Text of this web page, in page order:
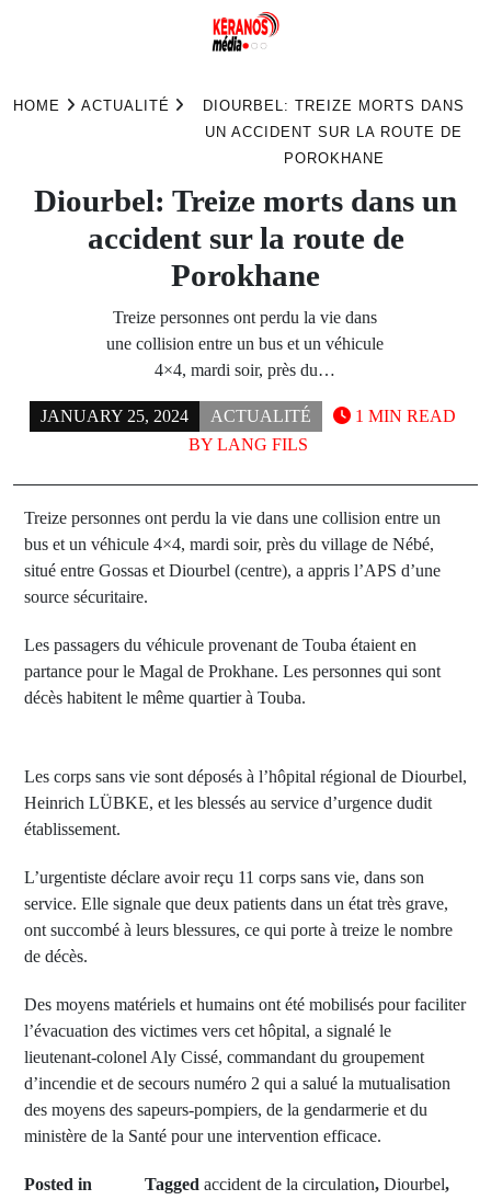
HOME ACTUALITÉ
DIOURBEL: TREIZE MORTS DANS
UN ACCIDENT SUR LA ROUTE DE
POROKHANE
Diourbel: Treize morts dans un
accident sur la route de
Porokhane
Treize personnes ont perdu la vie dans
une collision entre un bus et un véhicule
4×4, mardi soir, près du…
JANUARY 25, 2024
ACTUALITÉ
BY LANG FILS
1 MIN READ
Treize personnes ont perdu la vie dans une collision entre un
bus et un véhicule 4×4, mardi soir, près du village de Nébé,
situé entre Gossas et Diourbel (centre), a appris l’APS d’une
source sécuritaire.
Les passagers du véhicule provenant de Touba étaient en
partance pour le Magal de Prokhane. Les personnes qui sont
décès habitent le même quartier à Touba.
Les corps sans vie sont déposés à l’hôpital régional de Diourbel,
Heinrich LÜBKE, et les blessés au service d’urgence dudit
établissement.
L’urgentiste déclare avoir reçu 11 corps sans vie, dans son
service. Elle signale que deux patients dans un état très grave,
ont succombé à leurs blessures, ce qui porte à treize le nombre
de décès.
Des moyens matériels et humains ont été mobilisés pour faciliter
l’évacuation des victimes vers cet hôpital, a signalé le
lieutenant-colonel Aly Cissé, commandant du groupement
d’incendie et de secours numéro 2 qui a salué la mutualisation
des moyens des sapeurs-pompiers, de la gendarmerie et du
ministère de la Santé pour une intervention efficace.
Posted in
Tagged accident de la circulation, Diourbel,